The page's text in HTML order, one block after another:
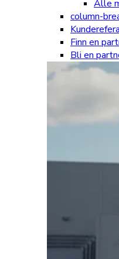
Alle
column-
Finn en
Bli en